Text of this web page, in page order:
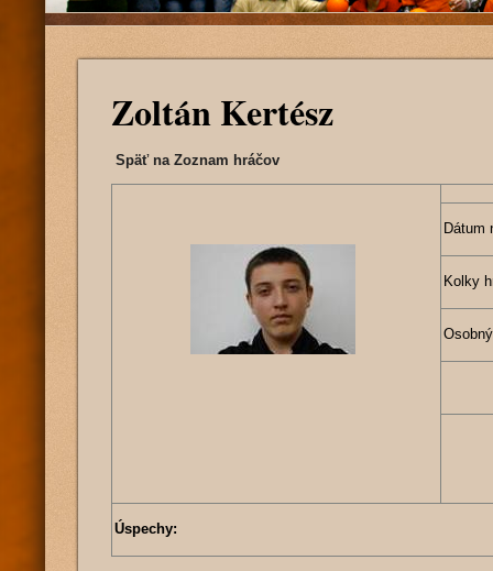
Zoltán Kertész
Späť na Zoznam hráčov
Dátum
Kolky
Úspechy: